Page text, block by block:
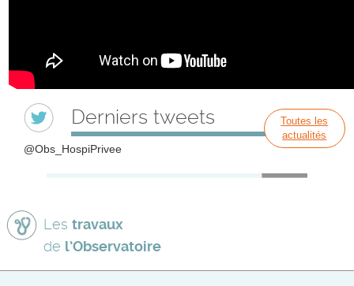
Toutes les
actualités
Derniers tweets
@Obs_HospiPrivee
Les travaux
de l’Observatoire